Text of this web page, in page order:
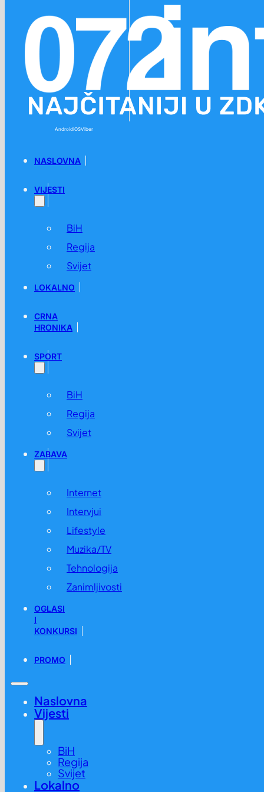
AndroidiOSViber
NASLOVNA
VIJESTI
BiH
Regija
Svijet
LOKALNO
CRNA
HRONIKA
SPORT
BiH
Regija
Svijet
ZABAVA
Internet
Intervjui
Lifestyle
Muzika/TV
Tehnologija
Zanimljivosti
OGLASI
I
KONKURSI
PROMO
Naslovna
Vijesti
BiH
Regija
Svijet
Lokalno